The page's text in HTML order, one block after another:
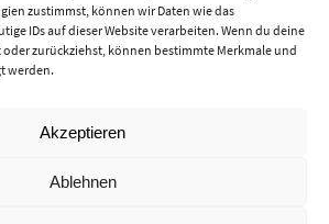
zustimmst, können wir Daten wie das
IDs auf dieser Website verarbeiten. Wenn du deine
zurückziehst, können bestimmte Merkmale und
werden.
Akzeptieren
Ablehnen